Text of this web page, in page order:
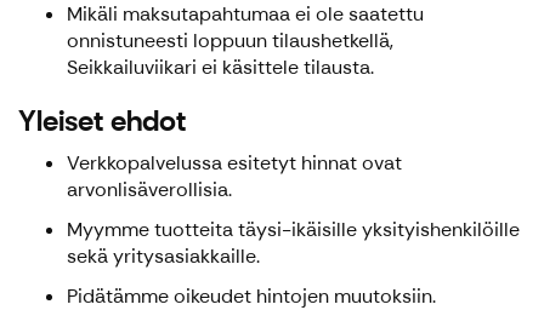
Mikäli maksutapahtumaa ei ole saatettu
onnistuneesti loppuun tilaushetkellä,
Seikkailuviikari ei käsittele tilausta.
Yleiset ehdot
Verkkopalvelussa esitetyt hinnat ovat
arvonlisäverollisia.
Myymme tuotteita täysi-ikäisille yksityishenkilöille
sekä yritysasiakkaille.
Pidätämme oikeudet hintojen muutoksiin.